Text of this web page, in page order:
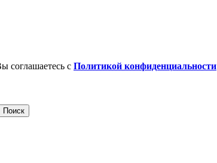
соглашаетесь с Политикой конфиденциальности
Поиск